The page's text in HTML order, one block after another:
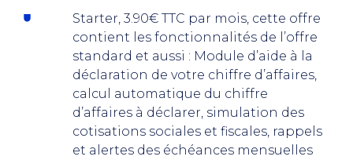
Starter, 3.90€ TTC par mois, cette offre
contient les fonctionnalités de l’offre
standard et aussi : Module d’aide à la
déclaration de votre chiffre d’affaires,
calcul automatique du chiffre
d’affaires à déclarer, simulation des
cotisations sociales et fiscales, rappels
et alertes des échéances mensuelles